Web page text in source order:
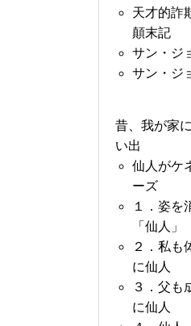
天才的詐
顛末記
サン・ジ
サン・ジ
昔、我が家
い出
仙人がケ
ーズ
１．姿を
「仙人」
２．私も
に仙人
３．父も
に仙人